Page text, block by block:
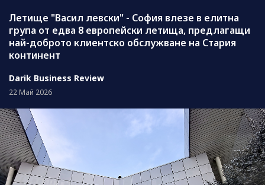
Летище "Васил левски" - София влезе в елитна
група от едва 8 европейски летища, предлагащи
най-доброто клиентско обслужване на Стария
континент
Darik Business Review
22 Май 2026